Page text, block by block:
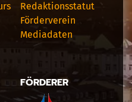
Redaktionsstatut
Förderverein
Mediadaten
FÖRDERER